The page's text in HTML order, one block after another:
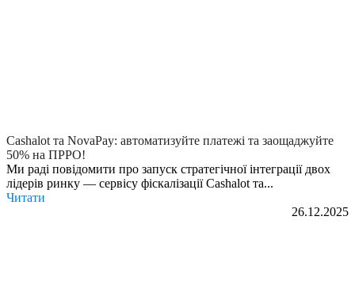
Cashalot та NovaPay: автоматизуйте платежі та заощаджуйте
50% на ПРРО!
Ми раді повідомити про запуск стратегічної інтеграції двох
лідерів ринку — сервісу фіскалізації Cashalot та...
Читати
26.12.2025